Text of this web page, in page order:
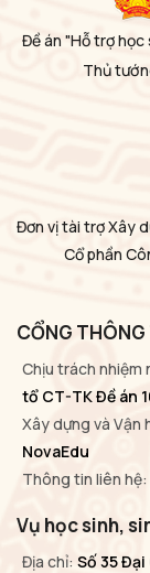
Đề án "Hỗ trợ học
Thủ
Đơn vị tài trợ Xây
Cổ phần
CỔNG
Chịu trách nhiệm
tổ CT-TK Đề án
Xây dựng và Vận
NovaEdu
Thông tin liên hệ:
Vụ học sinh,
Địa chỉ: Số 35 Đại